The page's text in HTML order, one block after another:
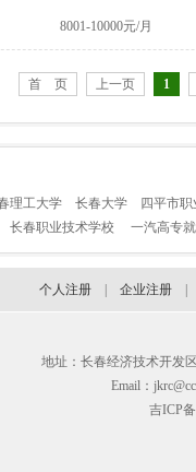
8001-10000元/月
首 页 上一页 1
理工大学 长春大学
四平市
长春职业技术学校 一汽高专
个人注册 企业注册
地址：长春经济技术开发
Email：
吉ICP